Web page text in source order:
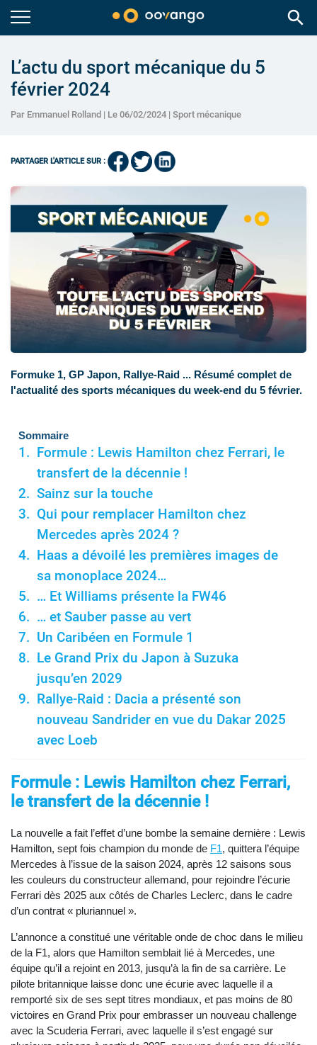
search
L’actu du sport mécanique du 5
février 2024
Par Emmanuel Rolland | Le 06/02/2024 | Sport mécanique
PARTAGER L'ARTICLE SUR :
Formuke 1, GP Japon, Rallye-Raid ... Résumé complet de
l'actualité des sports mécaniques du week-end du 5 février.
Sommaire
Formule : Lewis Hamilton chez Ferrari, le
transfert de la décennie !
Sainz sur la touche
Qui pour remplacer Hamilton chez
Mercedes après 2024 ?
Haas a dévoilé les premières images de
sa monoplace 2024…
… Et Williams présente la FW46
… et Sauber passe au vert
Un Caribéen en Formule 1
Le Grand Prix du Japon à Suzuka
jusqu’en 2029
Rallye-Raid : Dacia a présenté son
nouveau Sandrider en vue du Dakar 2025
avec Loeb
Formule : Lewis Hamilton chez Ferrari,
le transfert de la décennie !
La nouvelle a fait l’effet d’une bombe la semaine dernière : Lewis
Hamilton, sept fois champion du monde de F1, quittera l’équipe
Mercedes à l’issue de la saison 2024, après 12 saisons sous
les couleurs du constructeur allemand, pour rejoindre l’écurie
Ferrari dès 2025 aux côtés de Charles Leclerc, dans le cadre
d’un contrat « pluriannuel ».
L’annonce a constitué une véritable onde de choc dans le milieu
de la F1, alors que Hamilton semblait lié à Mercedes, une
équipe qu’il a rejoint en 2013, jusqu’à la fin de sa carrière. Le
pilote britannique laisse donc une écurie avec laquelle il a
remporté six de ses sept titres mondiaux, et pas moins de 80
victoires en Grand Prix pour embrasser un nouveau challenge
avec la Scuderia Ferrari, avec laquelle il s’est engagé sur